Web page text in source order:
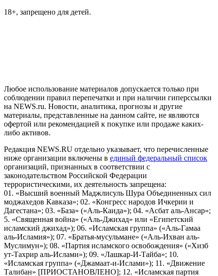
18+, запрещено для детей.
Любое использование материалов допускается только при
соблюдении правил перепечатки и при наличии гиперссылки
на NEWS.ru. Новости, аналитика, прогнозы и другие
материалы, представленные на данном сайте, не являются
офертой или рекомендацией к покупке или продаже каких-
либо активов.
Редакция NEWS.RU отдельно указывает, что перечисленные
ниже организации включены в единый федеральный список
организаций, признанных в соответствии с
законодательством Российской Федерации
террористическими, их деятельность запрещена:
01. «Высший военный Маджлисуль Шура Объединенных сил
моджахедов Кавказа»; 02. «Конгресс народов Ичкерии и
Дагестана»; 03. «База» («Аль-Каида»); 04. «Асбат аль-Ансар»;
5. «Священная война» («Аль-Джихад» или «Египетский
исламский джихад»); 06. «Исламская группа» («Аль-Гамаа
аль-Исламия»); 07. «Братья-мусульмане» («Аль-Ихван аль-
Муслимун»); 08. «Партия исламского освобождения» («Хизб
ут-Тахрир аль-Ислами»); 09. «Лашкар-И-Тайба»; 10.
«Исламская группа» («Джамаат-и-Ислами»); 11. «Движение
Талибан» [ПРИОСТАНОВЛЕНО]; 12. «Исламская партия